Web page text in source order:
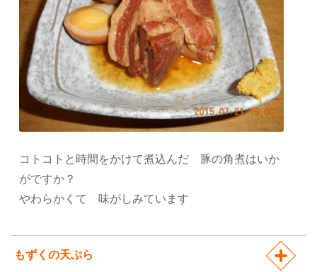
コトコトと時間をかけて煮込んだ 豚の角煮はいか
がですか？
やわらかくて 味がしみています
もずくの天ぷら